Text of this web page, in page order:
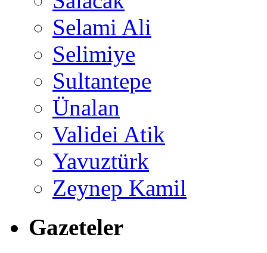
Selami Ali
Selimiye
Sultantepe
Ünalan
Validei Atik
Yavuztürk
Zeynep Kamil
Gazeteler